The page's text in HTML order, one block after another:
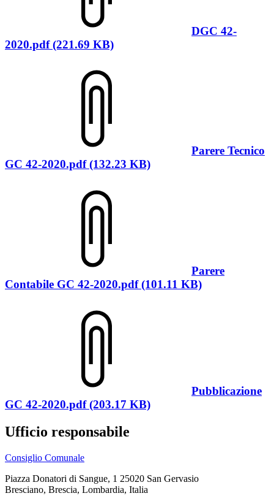
DGC 42-
2020.pdf (221.69 KB)
Parere Tecnico
GC 42-2020.pdf (132.23 KB)
Parere
Contabile GC 42-2020.pdf (101.11 KB)
Pubblicazione
GC 42-2020.pdf (203.17 KB)
Ufficio responsabile
Consiglio Comunale
Piazza Donatori di Sangue, 1 25020 San Gervasio
Bresciano, Brescia, Lombardia, Italia